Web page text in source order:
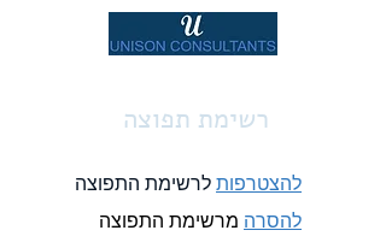
רשימת תפוצה
להצטרפות לרשימת התפוצה
להסרה מרשימת התפוצה